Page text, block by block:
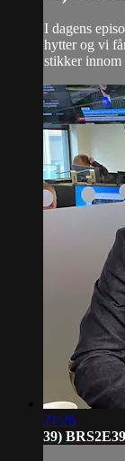
I dagens
hytter og vi
stikker innom
21:26
39)